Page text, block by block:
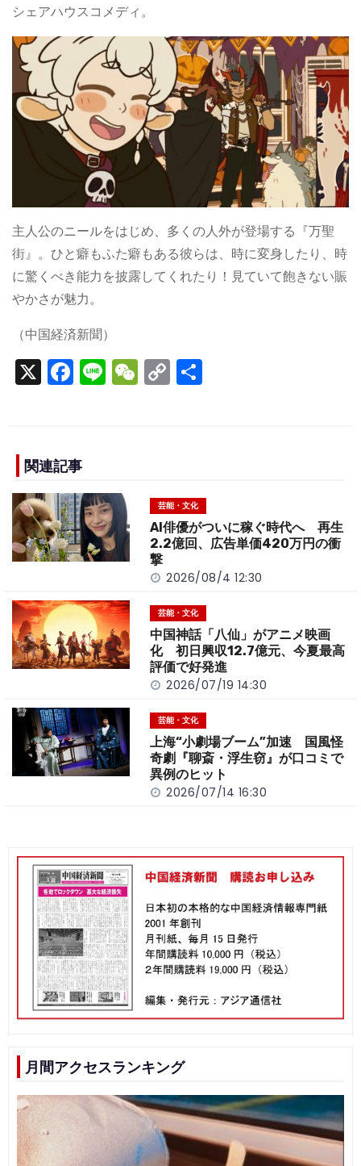
シェアハウスコメディ。
主人公のニールをはじめ、多くの人外が登場する『万聖
街』。ひと癖もふた癖もある彼らは、時に変身したり、時
に驚くべき能力を披露してくれたり！見ていて飽きない賑
やかさが魅力。
（中国経済新聞）
X F
e
b
o
o
k
Li W C
n
k
関連記事
芸能・文化
AI俳優がついに稼ぐ時代へ 再生
2.2億回、広告単価420万円の衝
撃
2026/08/4 12:30
芸能・文化
中国神話「八仙」がアニメ映画
化 初日興収12.7億元、今夏最高
評価で好発進
2026/07/19 14:30
芸能・文化
上海“小劇場ブーム”加速 国風怪
奇劇『聊斎・浮生窃』が口コミで
異例のヒット
2026/07/14 16:30
月間アクセスランキング